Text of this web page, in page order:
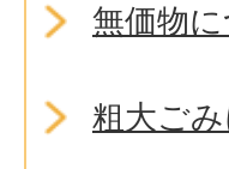
無価物
粗大ご